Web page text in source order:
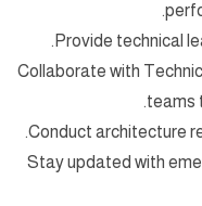
- Collaborate with
teams
- Stay updated with